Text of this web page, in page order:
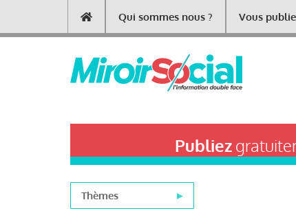
contenu
Main
navigation
Qui sommes nous ? Vous
Publiez
Thèmes